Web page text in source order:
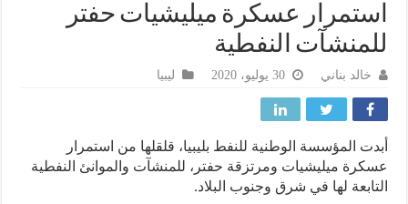
عسكرة ميليشيات حفتر
النفطية
خالد بناني ليبيا
المؤسسة الوطنية للنفط بليبيا، قلقلها من استمرار
ميليشيات ومرتزقة حفتر، للمنشآت والموانئ النفطية
لها في شرق وجنوب البلاد.